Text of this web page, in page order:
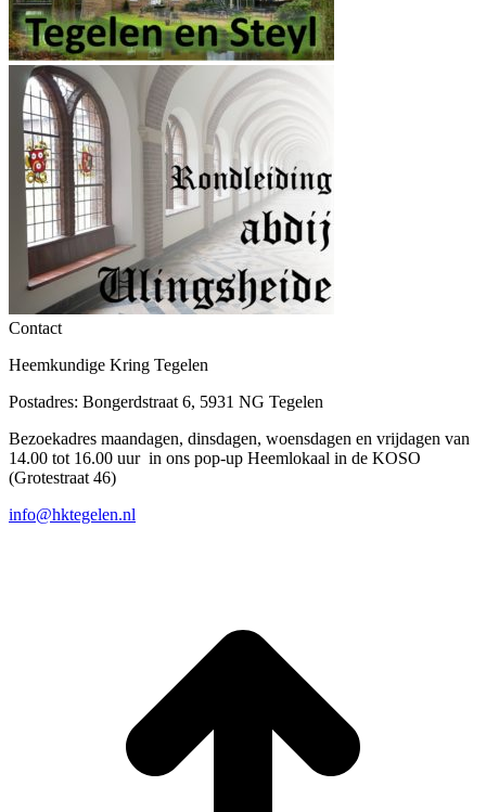
Contact
Heemkundige Kring Tegelen
Postadres: Bongerdstraat 6, 5931 NG Tegelen
Bezoekadres maandagen, dinsdagen, woensdagen en vrijdagen van
14.00 tot 16.00 uur in ons pop-up Heemlokaal in de KOSO
(Grotestraat 46)
info@hktegelen.nl